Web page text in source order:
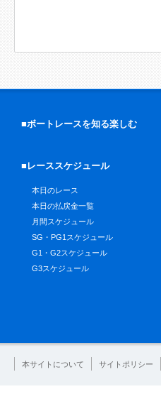
■ボートレースを知る楽しむ
■レーススケジュール
本日のレース
本日の払戻金一覧
月間スケジュール
SG・PG1スケジュール
G1・G2スケジュール
G3スケジュール
本サイトについて サイトポリシー